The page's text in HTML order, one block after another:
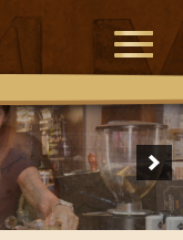
Toggle